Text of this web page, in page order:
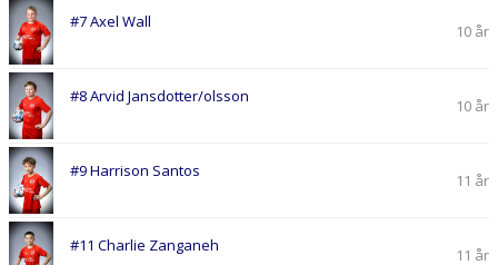
#7 Axel Wall 10 år
#8 Arvid Jansdotter/olsson 10 år
#9 Harrison Santos 11 år
#11 Charlie Zanganeh 11 år